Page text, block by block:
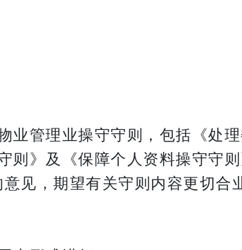
业管理业操守守则，包括《处
则》及《保障个人资料操守守
见，期望有关守则内容更切合